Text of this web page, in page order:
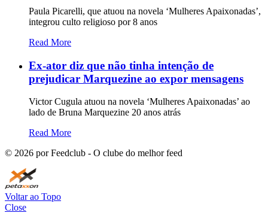
Paula Picarelli, que atuou na novela ‘Mulheres Apaixonadas’,
integrou culto religioso por 8 anos
Read More
Ex-ator diz que não tinha intenção de
prejudicar Marquezine ao expor mensagens
Victor Cugula atuou na novela ‘Mulheres Apaixonadas’ ao
lado de Bruna Marquezine 20 anos atrás
Read More
© 2026 por Feedclub - O clube do melhor feed
Voltar ao Topo
Close